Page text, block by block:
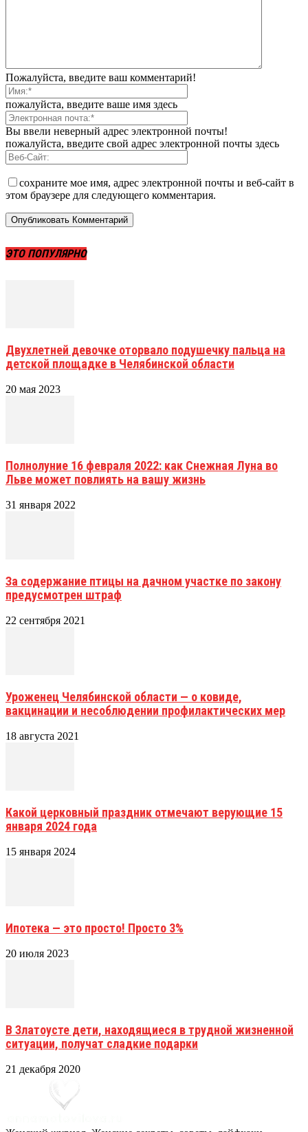
Пожалуйста, введите ваш комментарий!
пожалуйста, введите ваше имя здесь
Вы ввели неверный адрес электронной почты!
пожалуйста, введите свой адрес электронной почты здесь
сохраните мое имя, адрес электронной почты и веб-сайт в
этом браузере для следующего комментария.
ЭТО ПОПУЛЯРНО
Двухлетней девочке оторвало подушечку пальца на
детской площадке в Челябинской области
20 мая 2023
Полнолуние 16 февраля 2022: как Снежная Луна во
Льве может повлиять на вашу жизнь
31 января 2022
За содержание птицы на дачном участке по закону
предусмотрен штраф
22 сентября 2021
Уроженец Челябинской области — о ковиде,
вакцинации и несоблюдении профилактических мер
18 августа 2021
Какой церковный праздник отмечают верующие 15
января 2024 года
15 января 2024
Ипотека — это просто! Просто 3%
20 июля 2023
В Златоусте дети, находящиеся в трудной жизненной
ситуации, получат сладкие подарки
21 декабря 2020